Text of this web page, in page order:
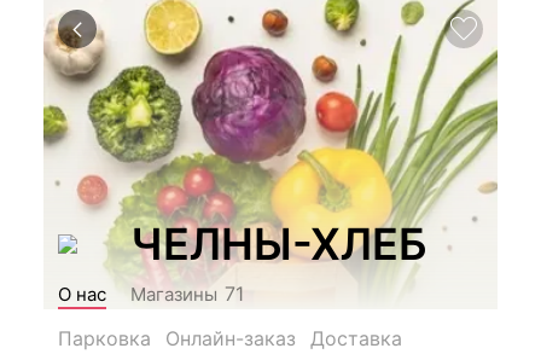
ЧЕЛНЫ-ХЛЕБ
О нас Магазины 71
Парковка
Онлайн-заказ
Доставка